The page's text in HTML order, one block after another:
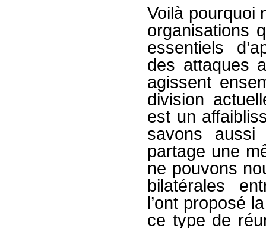
Voilà pourquoi
organisations
essentiels
des attaques
agissent
division
est un
savons aussi
partage une
ne pouvons
bilatérales
l’ont proposé
ce type de